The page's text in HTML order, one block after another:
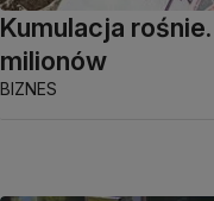
Kumulacja
milionów
BIZNES